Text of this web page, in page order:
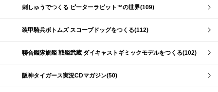
刺しゅうでつくる ピーターラビット™の世界(109)
装甲騎兵ボトムズ スコープドッグをつくる(112)
聯合艦隊旗艦 戦艦武蔵 ダイキャストギミックモデルをつくる(102)
阪神タイガース実況CDマガジン(50)